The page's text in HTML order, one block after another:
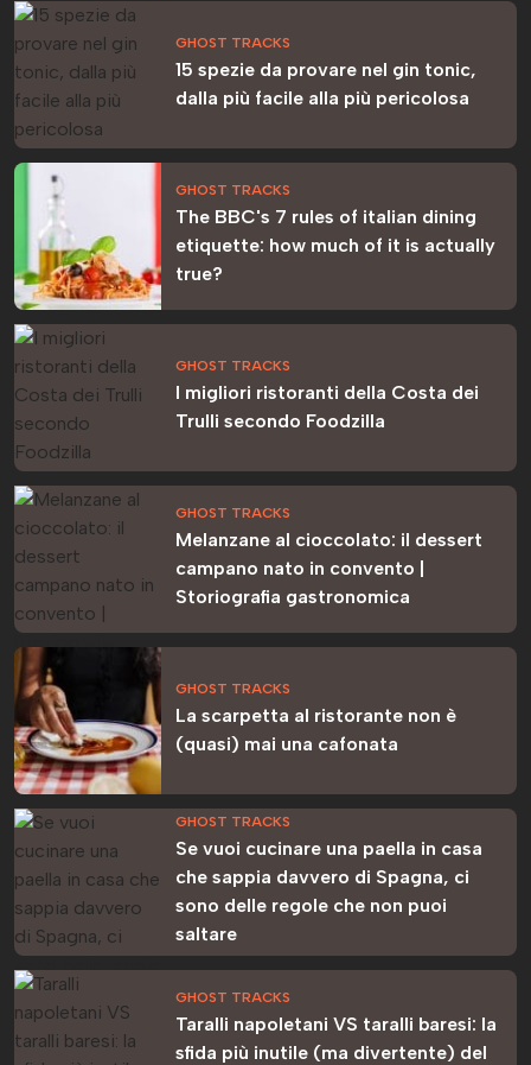
GHOST TRACKS
15 spezie da provare nel gin tonic,
dalla più facile alla più pericolosa
GHOST TRACKS
The BBC's 7 rules of italian dining
etiquette: how much of it is actually
true?
GHOST TRACKS
I migliori ristoranti della Costa dei
Trulli secondo Foodzilla
GHOST TRACKS
Melanzane al cioccolato: il dessert
campano nato in convento |
Storiografia gastronomica
GHOST TRACKS
La scarpetta al ristorante non è
(quasi) mai una cafonata
GHOST TRACKS
Se vuoi cucinare una paella in casa
che sappia davvero di Spagna, ci
sono delle regole che non puoi
saltare
GHOST TRACKS
Taralli napoletani VS taralli baresi: la
sfida più inutile (ma divertente) del